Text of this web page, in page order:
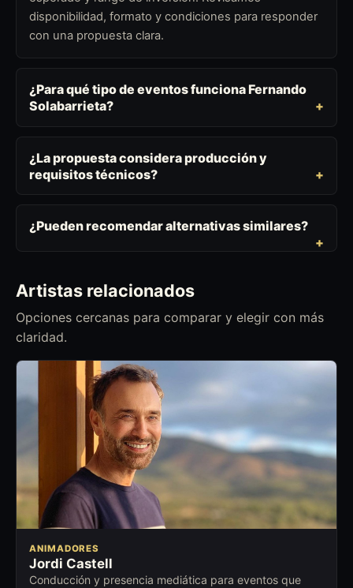
disponibilidad, formato y condiciones para responder
con una propuesta clara.
¿Para qué tipo de eventos funciona Fernando
Solabarrieta?
¿La propuesta considera producción y
requisitos técnicos?
¿Pueden recomendar alternativas similares?
Artistas relacionados
Opciones cercanas para comparar y elegir con más
claridad.
ANIMADORES
Jordi Castell
Conducción y presencia mediática para eventos que